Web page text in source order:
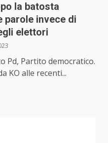
la batosta
parole invece di
elettori
Pd, Partito democratico.
KO alle recenti...